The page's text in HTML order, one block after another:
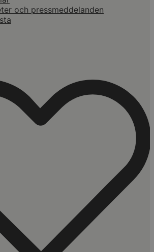
och pressmeddelanden